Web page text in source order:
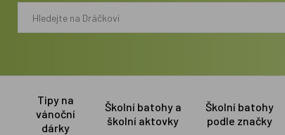
Tipy na
vánoční
dárky
Školní batohy a
školní aktovky
Školní batohy
podle značky